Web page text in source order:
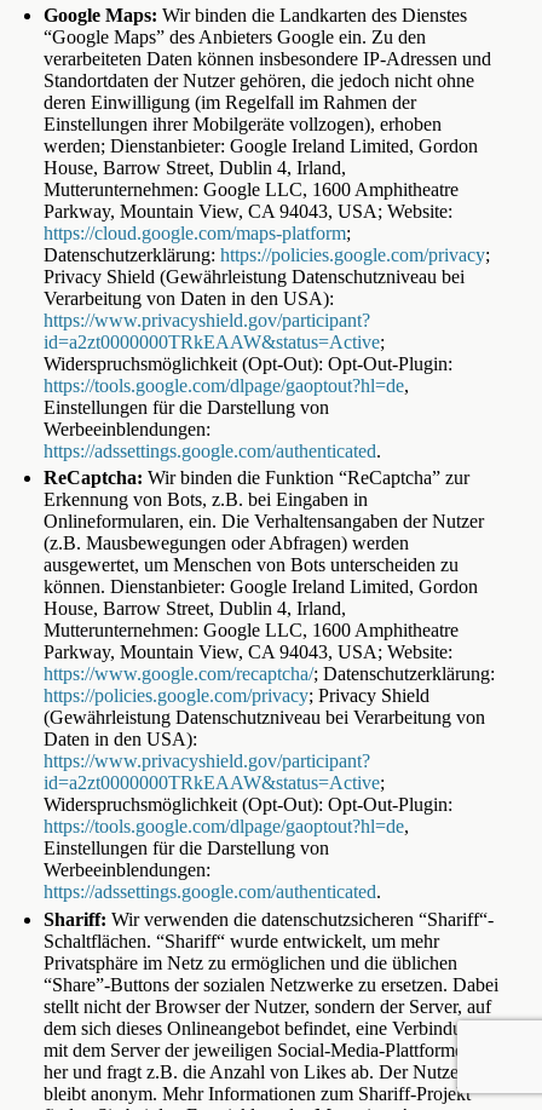
Google Maps: Wir binden die Landkarten des Dienstes
“Google Maps” des Anbieters Google ein. Zu den
verarbeiteten Daten können insbesondere IP-Adressen und
Standortdaten der Nutzer gehören, die jedoch nicht ohne
deren Einwilligung (im Regelfall im Rahmen der
Einstellungen ihrer Mobilgeräte vollzogen), erhoben
werden; Dienstanbieter: Google Ireland Limited, Gordon
House, Barrow Street, Dublin 4, Irland,
Mutterunternehmen: Google LLC, 1600 Amphitheatre
Parkway, Mountain View, CA 94043, USA; Website:
https://cloud.google.com/maps-platform;
Datenschutzerklärung: https://policies.google.com/privacy;
Privacy Shield (Gewährleistung Datenschutzniveau bei
Verarbeitung von Daten in den USA):
https://www.privacyshield.gov/participant?
id=a2zt0000000TRkEAAW&status=Active;
Widerspruchsmöglichkeit (Opt-Out): Opt-Out-Plugin:
https://tools.google.com/dlpage/gaoptout?hl=de,
Einstellungen für die Darstellung von
Werbeeinblendungen:
https://adssettings.google.com/authenticated.
ReCaptcha: Wir binden die Funktion “ReCaptcha” zur
Erkennung von Bots, z.B. bei Eingaben in
Onlineformularen, ein. Die Verhaltensangaben der Nutzer
(z.B. Mausbewegungen oder Abfragen) werden
ausgewertet, um Menschen von Bots unterscheiden zu
können. Dienstanbieter: Google Ireland Limited, Gordon
House, Barrow Street, Dublin 4, Irland,
Mutterunternehmen: Google LLC, 1600 Amphitheatre
Parkway, Mountain View, CA 94043, USA; Website:
https://www.google.com/recaptcha/; Datenschutzerklärung:
https://policies.google.com/privacy; Privacy Shield
(Gewährleistung Datenschutzniveau bei Verarbeitung von
Daten in den USA):
https://www.privacyshield.gov/participant?
id=a2zt0000000TRkEAAW&status=Active;
Widerspruchsmöglichkeit (Opt-Out): Opt-Out-Plugin:
https://tools.google.com/dlpage/gaoptout?hl=de,
Einstellungen für die Darstellung von
Werbeeinblendungen:
https://adssettings.google.com/authenticated.
Shariff: Wir verwenden die datenschutzsicheren “Shariff“-
Schaltflächen. “Shariff“ wurde entwickelt, um mehr
Privatsphäre im Netz zu ermöglichen und die üblichen
“Share”-Buttons der sozialen Netzwerke zu ersetzen. Dabei
stellt nicht der Browser der Nutzer, sondern der Server, auf
dem sich dieses Onlineangebot befindet, eine Verbindung
mit dem Server der jeweiligen Social-Media-Plattformen
her und fragt z.B. die Anzahl von Likes ab. Der Nutzer
bleibt anonym. Mehr Informationen zum Shariff-Projekt